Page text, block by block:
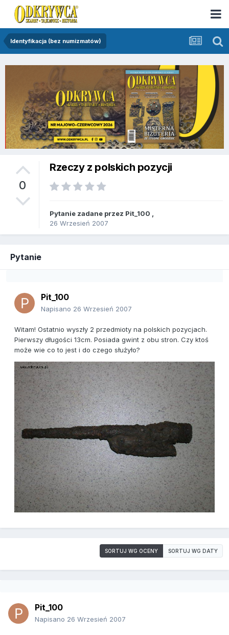
Identyfikacja (bez numizmatów)
0
Rzeczy z polskich pozycji
Pytanie zadane przez Pit_100
26 Wrzesień 2007
Pytanie
Pit_100
Napisano 26 Wrzesień 2007
Witam! Ostatnio wyszły 2 przedmioty na polskich pozycjach.
Pierwszy długości 13cm. Posiada gwint z obu stron. Czy ktoś
może wie co to jest i do czego służyło?
SORTUJ WG OCENY SORTUJ WG DATY
Pit_100
Napisano 26 Wrzesień 2007